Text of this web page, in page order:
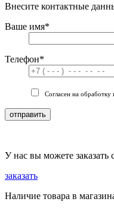
Внесите контактные
Ваше имя*
Телефон*
Согласен на
отправить
У нас вы можете
заказать
Наличие товара в